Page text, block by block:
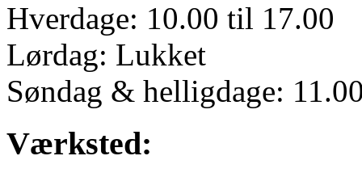
Hverdage: 10.00 til 17.00
Lørdag: Lukket
Søndag & helligdage:
Værksted: